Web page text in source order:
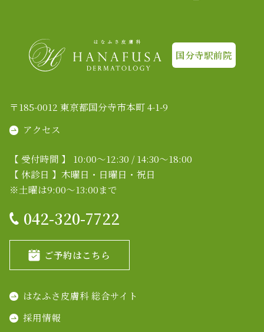
国分寺駅前院
〒185-0012 東京都国分寺市本町 4-1-9
アクセス
【 受付時間 】 10:00～12:30 / 14:30～18:00
【 休診日 】木曜日・日曜日・祝日
※土曜は9:00～13:00まで
042-320-7722
ご予約はこちら
はなふさ皮膚科 総合サイト
採用情報